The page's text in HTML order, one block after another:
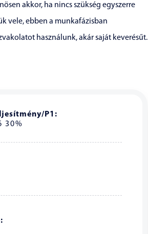
akkor, ha nincs szükség egyszerre
vele, ebben a munkafázisban
használunk, akár saját keverésűt.
P1:
30%